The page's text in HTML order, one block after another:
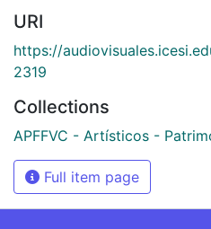
URI
https://
2319
Collections
APFFVC - Artísticos -
Full item page